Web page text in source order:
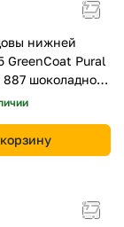
нижней
GreenCoat Pural
887 шоколадно-
8017